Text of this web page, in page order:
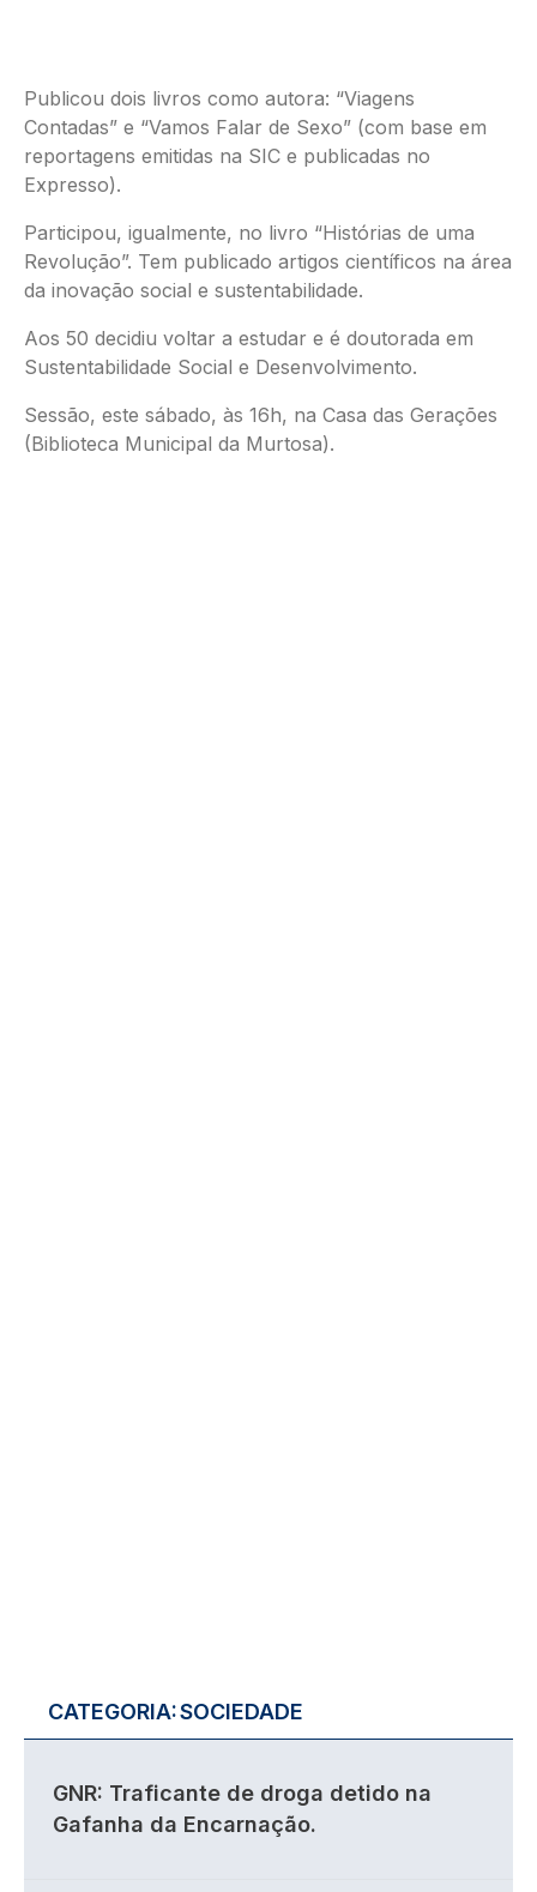
Publicou dois livros como autora: “Viagens
Contadas” e “Vamos Falar de Sexo” (com base em
reportagens emitidas na SIC e publicadas no
Expresso).
Participou, igualmente, no livro “Histórias de uma
Revolução”. Tem publicado artigos científicos na área
da inovação social e sustentabilidade.
Aos 50 decidiu voltar a estudar e é doutorada em
Sustentabilidade Social e Desenvolvimento.
Sessão, este sábado, às 16h, na Casa das Gerações
(Biblioteca Municipal da Murtosa).
CATEGORIA:SOCIEDADE
GNR: Traficante de droga detido na
Gafanha da Encarnação.